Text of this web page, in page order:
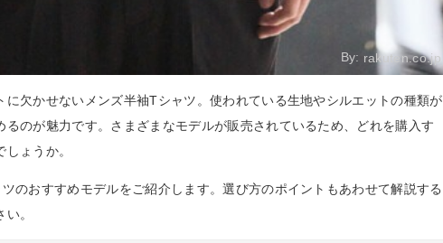
By: rakuten.co.jp
に欠かせないメンズ半袖Tシャツ。使われている生地やシルエットの種類が
るのが魅力です。さまざまなモデルが販売されているため、どれを購入す
ょうか。
のおすすめモデルをご紹介します。選び方のポイントもあわせて解説する
。